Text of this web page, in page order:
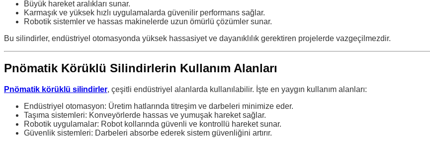
Büyük hareket aralıkları sunar.
Karmaşık ve yüksek hızlı uygulamalarda güvenilir performans sağlar.
Robotik sistemler ve hassas makinelerde uzun ömürlü çözümler sunar.
Bu silindirler, endüstriyel otomasyonda yüksek hassasiyet ve dayanıklılık gerektiren projelerde vazgeçilmezdir.
Pnömatik Körüklü Silindirlerin Kullanım Alanları
Pnömatik körüklü silindirler, çeşitli endüstriyel alanlarda kullanılabilir. İşte en yaygın kullanım alanları:
Endüstriyel otomasyon: Üretim hatlarında titreşim ve darbeleri minimize eder.
Taşıma sistemleri: Konveyörlerde hassas ve yumuşak hareket sağlar.
Robotik uygulamalar: Robot kollarında güvenli ve kontrollü hareket sunar.
Güvenlik sistemleri: Darbeleri absorbe ederek sistem güvenliğini artırır.